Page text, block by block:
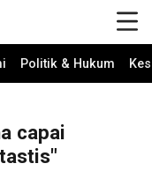
Politik & Hukum
capai